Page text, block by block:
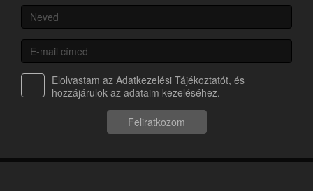
Elolvastam az Adatkezelési Tájékoztatót, és
hozzájárulok az adataim kezeléséhez.
Feliratkozom